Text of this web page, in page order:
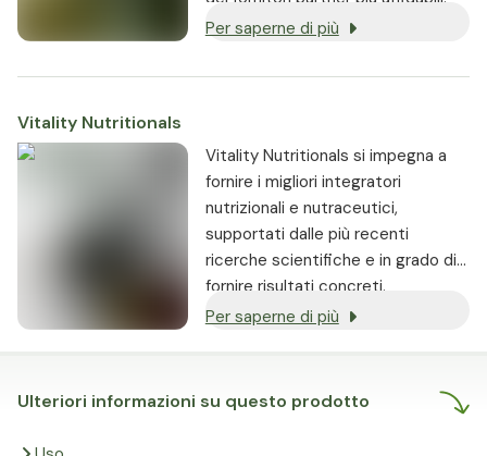
Per saperne di più
Ulteriori informazioni su questo prodotto
Vitality Nutritionals
Vitality Nutritionals si impegna a
fornire i migliori integratori
nutrizionali e nutraceutici,
supportati dalle più recenti
ricerche scientifiche e in grado di
fornire risultati concreti.
Per saperne di più